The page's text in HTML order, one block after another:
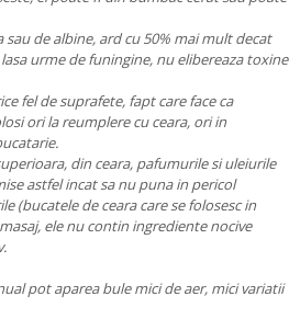
sau de albine, ard cu 50% mai mult decat
urme de funingine, nu elibereaza toxine
fel de suprafete, fapt care face ca
ori la reumplere cu ceara, ori in
din ceara, pafumurile si uleiurile
astfel incat sa nu puna in pericol
(bucatele de ceara care se folosesc in
ele nu contin ingrediente nocive
pot aparea bule mici de aer, mici variatii